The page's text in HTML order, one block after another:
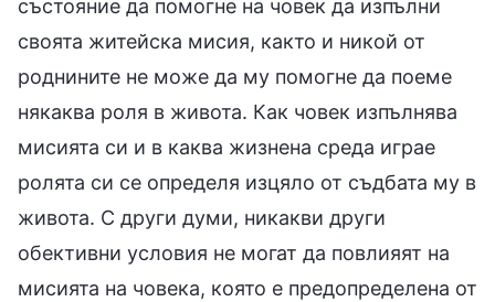
състояние да помогне на човек да изпълни
своята житейска мисия, както и никой от
роднините не може да му помогне да поеме
някаква роля в живота. Как човек изпълнява
мисията си и в каква жизнена среда играе
ролята си се определя изцяло от съдбата му в
живота. С други думи, никакви други
обективни условия не могат да повлияят на
мисията на човека, която е предопределена от